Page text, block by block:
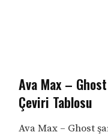
Ava Max –
Çeviri Tablosu
Ava Max – Ghost